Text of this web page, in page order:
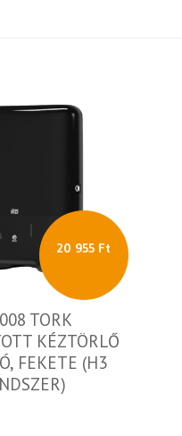
20 955 Ft
TORK
KÉZTÖRLŐ
FEKETE (H3